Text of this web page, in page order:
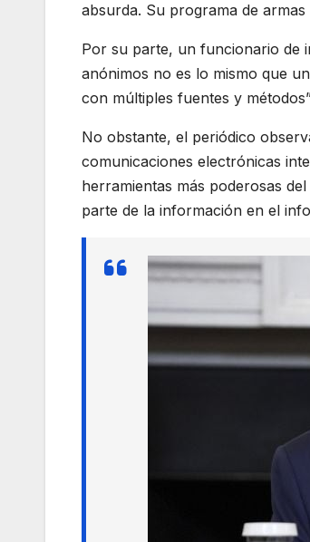
absurda. Su programa de
Por su parte, un funcionario de
anónimos no es lo mismo que
con múltiples fuentes y
No obstante, el periódico
comunicaciones electrónicas
herramientas más poderosas
parte de la información en el